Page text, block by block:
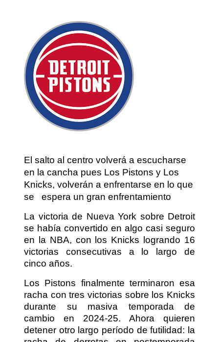
El salto al centro volverá a escucharse
en la cancha pues Los Pistons y Los
Knicks, volverán a enfrentarse en lo que
se
espera un gran enfrentamiento
La victoria de Nueva York sobre Detroit
se había convertido en algo casi seguro
en la NBA, con los Knicks logrando 16
victorias consecutivas a lo largo de
cinco años.
Los Pistons finalmente terminaron esa
racha con tres victorias sobre los Knicks
durante su masiva temporada de
cambio en 2024-25. Ahora quieren
detener otro largo período de futilidad: la